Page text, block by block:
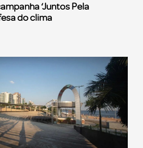
‘Juntos Pela
do clima